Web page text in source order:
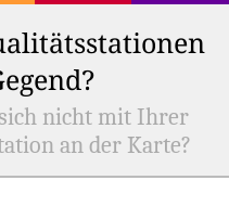
nicht mit Ihrer
an der Karte?